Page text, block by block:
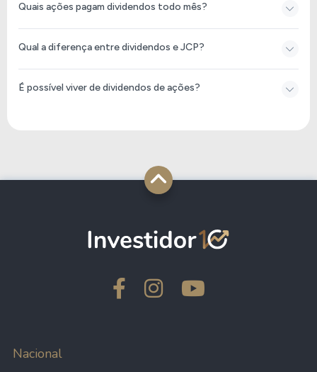
Quais ações pagam dividendos todo mês?
Qual a diferença entre dividendos e JCP?
É possível viver de dividendos de ações?
Nacional